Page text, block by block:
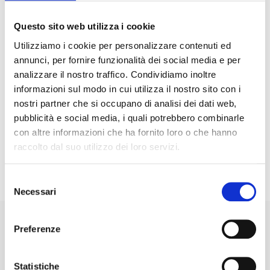
Questo sito web utilizza i cookie
Utilizziamo i cookie per personalizzare contenuti ed
annunci, per fornire funzionalità dei social media e per
analizzare il nostro traffico. Condividiamo inoltre
informazioni sul modo in cui utilizza il nostro sito con i
nostri partner che si occupano di analisi dei dati web,
pubblicità e social media, i quali potrebbero combinarle
con altre informazioni che ha fornito loro o che hanno
raccolto dal suo utilizzo dei loro servizi.
delNecessari
Preferenze
Statistiche
CENTRES